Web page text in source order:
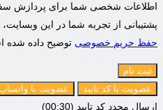
اطلاعات شخصی شما برای پردازش
پشتیبانی از تجربه شما در این
حفظ حریم خصوصی توضیح داده شده
ثبت نام
ارسال مجدد کد تایید (00:
30
)